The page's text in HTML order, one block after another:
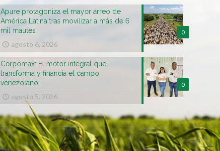
0
Apure protagoniza el mayor arreo de
América Latina tras movilizar a más de 6
mil mautes
agosto 6, 2026
0
Corpomax: El motor integral que
transforma y financia el campo
venezolano
agosto 5, 2026